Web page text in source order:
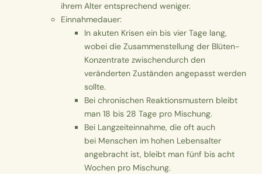
ihrem Alter entsprechend weniger.
Einnahmedauer:
In akuten Krisen ein bis vier Tage lang,
wobei die Zusammenstellung der Blüten-
Konzentrate zwischendurch den
veränderten Zuständen angepasst werden
sollte.
Bei chronischen Reaktionsmustern bleibt
man 18 bis 28 Tage pro Mischung.
Bei Langzeiteinnahme, die oft auch
bei Menschen im hohen Lebensalter
angebracht ist, bleibt man fünf bis acht
Wochen pro Mischung.